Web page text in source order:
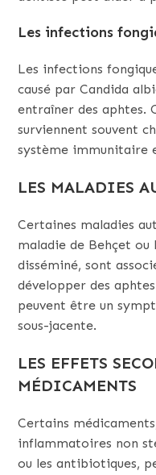
Les infections
Les infections
causé par Candida
entraîner des aphtes.
surviennent souvent
système immunitaire
LES MALADIES
Certaines maladies
maladie de Behçet ou
disséminé, sont
développer des
peuvent être un
sous-jacente.
LES EFFETS
MÉDICAMENTS
Certains
inflammatoires non
ou les antibiotiques,